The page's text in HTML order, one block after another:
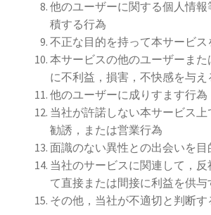
他のユーザーに関する個人情
積する行為
不正な目的を持って本サービ
本サービスの他のユーザーま
に不利益，損害，不快感を与え
他のユーザーに成りすます行為
当社が許諾しない本サービス上
勧誘，または営業行為
面識のない異性との出会いを目
当社のサービスに関連して，
て直接または間接に利益を供与
その他，当社が不適切と判断す